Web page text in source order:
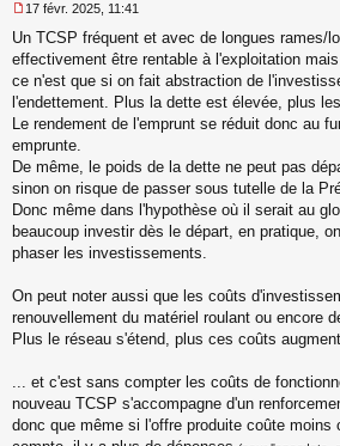
e
s
s
g
e
n
o
n
u
17 févr. 2025, 11:41
Un TCSP fréquent et avec de longues rames/
effectivement être rentable à l'exploitation
ce n'est que si on fait abstraction de
l'endettement. Plus la dette est élevée, plus
Le rendement de l'emprunt se réduit donc au
emprunte.
De même, le poids de la dette ne peut pas
sinon on risque de passer sous tutelle de la
Donc même dans l'hypothèse où il serait au
beaucoup investir dès le départ, en pratique,
phaser les investissements.
On peut noter aussi que les coûts
renouvellement du matériel roulant ou encore
Plus le réseau s'étend, plus ces coûts
... et c'est sans compter les coûts de
nouveau TCSP s'accompagne d'un
donc que même si l'offre produite coûte moins